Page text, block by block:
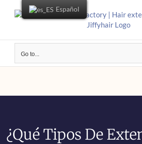
Go to...
¿Qué Tipos De
Español